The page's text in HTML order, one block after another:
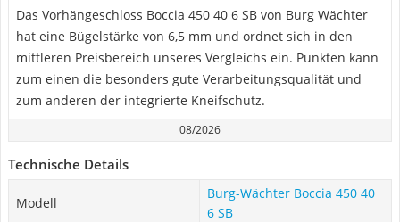
Das Vorhängeschloss Boccia 450 40 6 SB von Burg Wächter
hat eine Bügelstärke von 6,5 mm und ordnet sich in den
mittleren Preisbereich unseres Vergleichs ein. Punkten kann
zum einen die besonders gute Verarbeitungsqualität und
zum anderen der integrierte Kneifschutz.
08/2026
Technische Details
Modell
Burg-Wächter Boccia 450 40
6 SB